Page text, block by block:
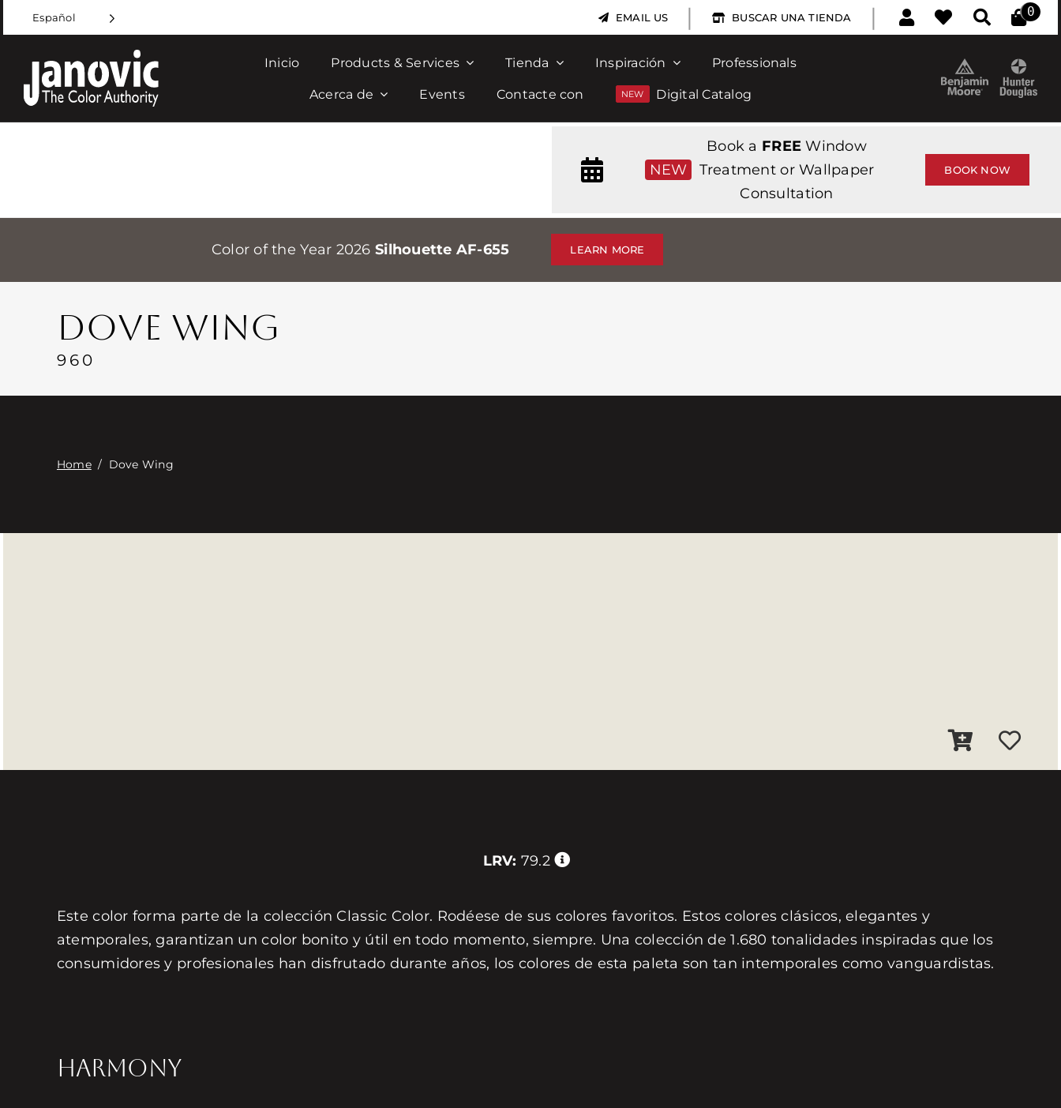
to
content
Español EMAIL US | BUSCAR UNA TIENDA | 0
Inicio Products & Services Tienda Inspiración Professionals
Acerca de Events Contacte con Digital Catalog
NEW
Book a FREE Window
Treatment or Wallpaper
Consultation
BOOK NOW
Color of the Year 2026 Silhouette AF-655 LEARN MORE
DOVE WING
960
Home/ Dove Wing
LRV: 79.2
Este color forma parte de la colección Classic Color. Rodéese de sus colores favoritos. Estos colores clásicos, elegantes y
atemporales, garantizan un color bonito y útil en todo momento, siempre. Una colección de 1.680 tonalidades inspiradas que los
consumidores y profesionales han disfrutado durante años, los colores de esta paleta son tan intemporales como vanguardistas.
HARMONY